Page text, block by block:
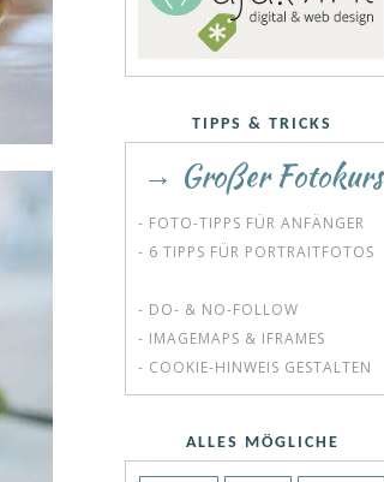
TIPPS & TRICKS
→ Großer Fotokurs
- FOTO-TIPPS FÜR ANFÄNGER
- 6 TIPPS FÜR PORTRAITFOTOS
- DO- & NO-FOLLOW
- IMAGEMAPS & IFRAMES
- COOKIE-HINWEIS GESTALTEN
ALLES MÖGLICHE